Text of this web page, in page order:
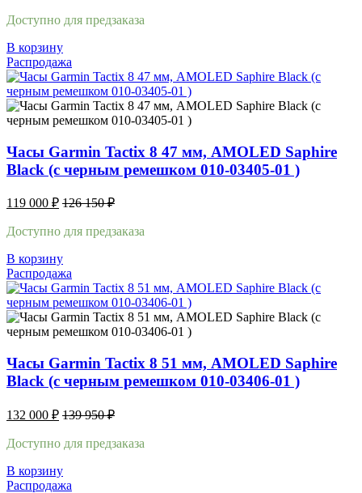
Доступно для предзаказа
В корзину
Распродажа
Часы Garmin Tactix 8 47 мм, AMOLED Saphire
Black (с черным ремешком 010-03405-01 )
119 000 ₽ 126 150₽
Доступно для предзаказа
В корзину
Распродажа
Часы Garmin Tactix 8 51 мм, AMOLED Saphire
Black (с черным ремешком 010-03406-01 )
132 000 ₽ 139 950₽
Доступно для предзаказа
В корзину
Распродажа